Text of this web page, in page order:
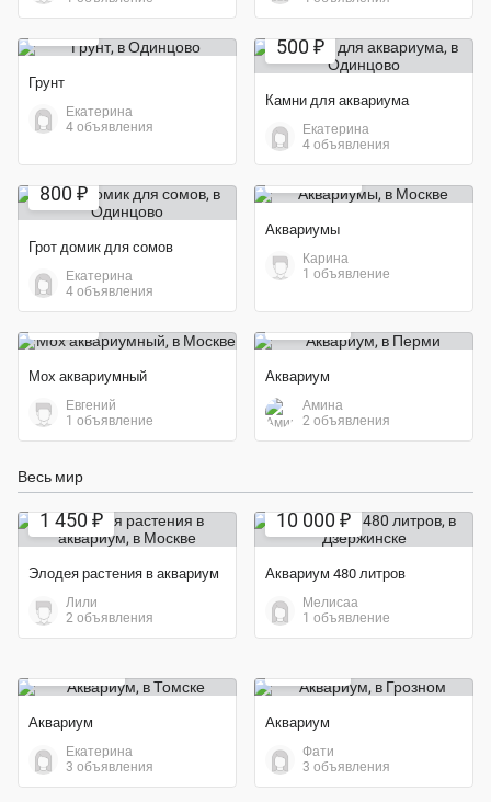
Грунт
Екатерина
4 объявления
500 ₽
Камни для аквариума
Екатерина
4 объявления
800 ₽
Грот домик для сомов
Екатерина
4 объявления
Экономия 17%
Аквариумы
Карина
1 объявление
Мох аквариумный
Евгений
1 объявление
Аквариум
Амина
2 объявления
Весь мир
1 450 ₽
Элодея растения в аквариум
Лили
2 объявления
10 000 ₽
Аквариум 480 литров
Мелисаа
1 объявление
Экономия 20%
Аквариум
Екатерина
3 объявления
Экономия 13%
Аквариум
Фати
3 объявления